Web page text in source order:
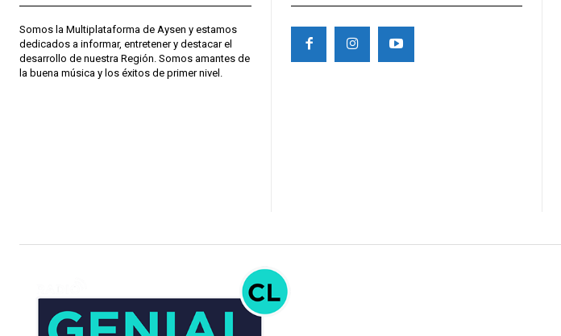
Somos la Multiplataforma de Aysen y estamos
dedicados a informar, entretener y destacar el
desarrollo de nuestra Región. Somos amantes de
la buena música y los éxitos de primer nivel.